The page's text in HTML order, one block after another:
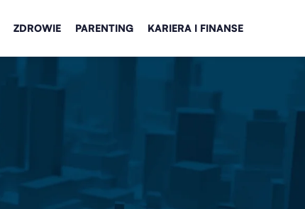
ZDROWIE PARENTING KARIERA I FINANSE